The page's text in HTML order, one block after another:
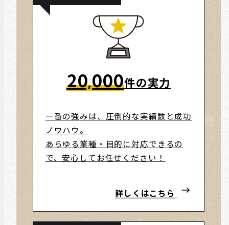
20,000件の実力
一番の強みは、圧倒的な実績数と成功
ノウハウ。
あらゆる業種・目的に対応できるの
で、安心してお任せください！
詳しくはこちら